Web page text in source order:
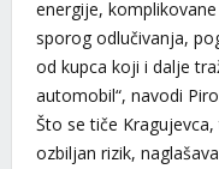
energije,
sporog odlučivanja,
od kupca koji i dalje
automobil“, navodi
Što se tiče
ozbiljan rizik,